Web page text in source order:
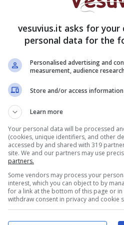
che gira le piazze campane
ai bambini di oggi le
, il gioco che ha divertito
Progetto Uomo, costruisce
delle varie cittadine
l’essenza stessa di
tutto-programmato.
a Napoli
in un fantastico
particolare che,
vesuvius.it asks for
personal data for the
Personalised advertising and
measurement, audience
Store and/or access information
Learn more
Your personal data will be processed
(cookies, unique identifiers, and other
accessed by and shared with 319
site. We and our partners may use
partners.
Some vendors may process your
interest, which you can object to by
for a link at the bottom of this page or
withdraw consent in privacy and cookie